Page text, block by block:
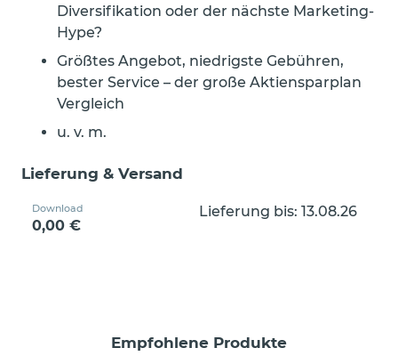
Diversifikation oder der nächste Marketing-
Hype?
Größtes Angebot, niedrigste Gebühren,
bester Service – der große Aktiensparplan
Vergleich
u. v. m.
Lieferung & Versand
Download
0,00 €
Lieferung bis: 13.08.26
Empfohlene Produkte